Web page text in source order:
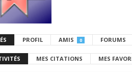
PROFIL AMIS 0 FORUMS
MES CITATIONS MES